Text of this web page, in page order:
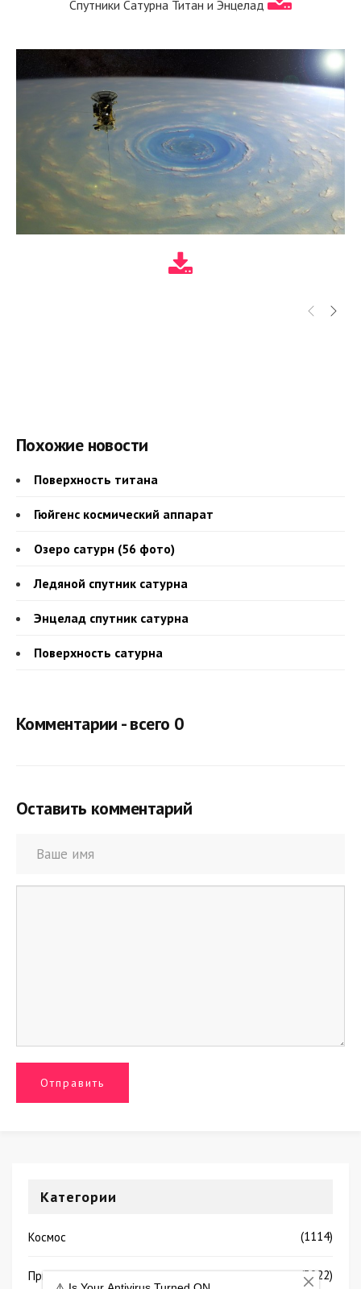
Спутники Сатурна Титан и Энцелад
Похожие новости
Поверхность титана
Гюйгенс космический аппарат
Озеро сатурн (56 фото)
Ледяной спутник сатурна
Энцелад спутник сатурна
Поверхность сатурна
Комментарии - всего 0
Оставить комментарий
Категории
Космос (1114)
Природа (3922)